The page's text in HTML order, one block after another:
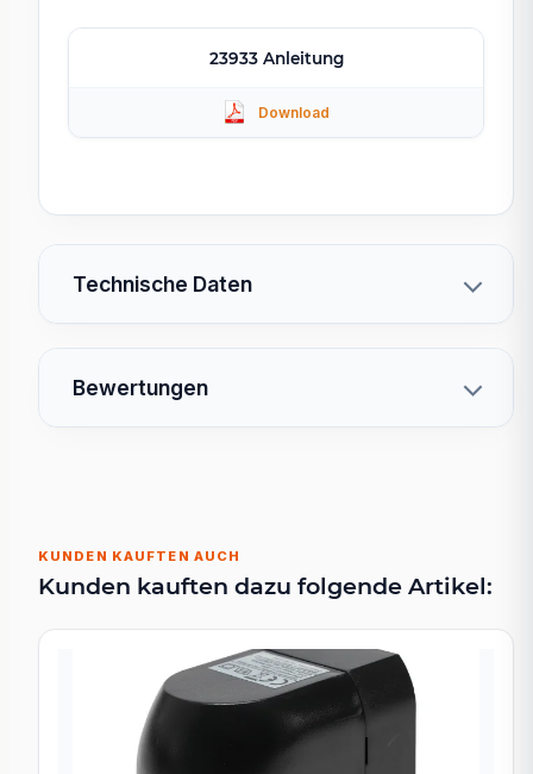
23933 Anleitung
Technische Daten
Bewertungen
KUNDEN KAUFTEN AUCH
Kunden kauften dazu folgende Artikel: